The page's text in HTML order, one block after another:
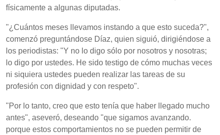
físicamente a algunas diputadas.
"¿Cuántos meses llevamos instando a que esto suceda?",
comenzó preguntándose Díaz, quien siguió, dirigiéndose a
los periodistas: "Y no lo digo sólo por nosotros y nosotras;
lo digo por ustedes. He sido testigo de cómo muchas veces
ni siquiera ustedes pueden realizar las tareas de su
profesión con dignidad y con respeto".
"Por lo tanto, creo que esto tenía que haber llegado mucho
antes", aseveró, deseando "que sigamos avanzando.
porque estos comportamientos no se pueden permitir de